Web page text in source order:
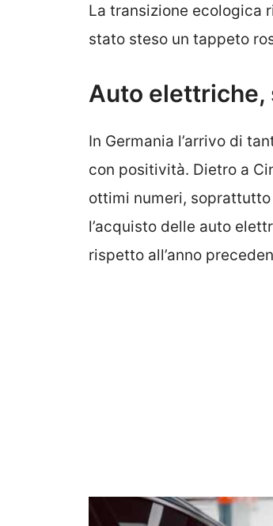
La transizione ecologica
stato steso un tappeto
Auto elettriche,
In Germania l’arrivo di
con positività. Dietro a
ottimi numeri,
l’acquisto delle auto
rispetto all’anno